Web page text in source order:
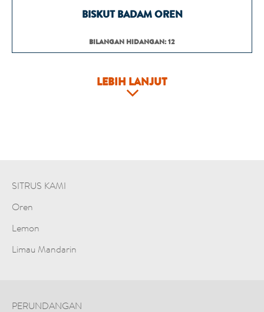
BISKUT BADAM OREN
BILANGAN HIDANGAN: 12
LEBIH LANJUT
SITRUS KAMI
Oren
Lemon
Limau Mandarin
PERUNDANGAN